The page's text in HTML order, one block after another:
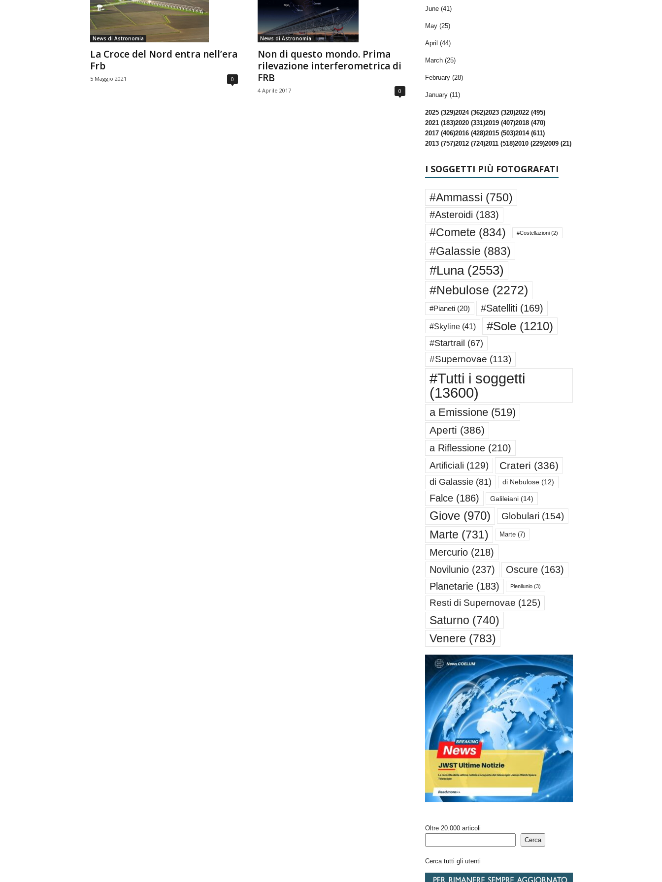
n
m
i
a
News di Astronomia
La Croce del Nord entra nell’era
Frb
5 Maggio 2021 0
News di Astronomia
Non di questo mondo. Prima
rilevazione interferometrica di
FRB
4 Aprile 2017 0
June (41)
May (25)
April (44)
March (25)
February (28)
January (11)
2025 (329)2024 (362)2023 (320)2022 (495)
2021 (183)2020 (331)2019 (407)2018 (470)
2017 (406)2016 (428)2015 (503)2014 (611)
2013 (757)2012 (724)2011 (518)2010 (229)2009 (21)
I SOGGETTI PIÙ FOTOGRAFATI
#Ammassi (750)
#Asteroidi (183)
#Comete (834) #Costellazioni(2)
#Galassie (883)
#Luna(2553)
#Nebulose (2272)
#Pianeti(20) #Satelliti (169)
#Skyline(41) #Sole(1210)
#Startrail (67)
#Supernovae (113)
#Tutti i soggetti
(13600)
a Emissione(519)
Aperti (386)
a Riflessione(210)
Artificiali (129) Crateri (336)
di Galassie(81) di Nebulose(12)
Falce(186) Galileiani(14)
Giove(970) Globulari (154)
Marte (731) Marte(7)
Mercurio(218)
Novilunio(237) Oscure(163)
Planetarie(183) Plenilunio(3)
Resti di Supernovae (125)
Saturno (740)
Venere (783)
Oltre 20.000 articoli
Cerca
Cerca tutti gli utenti